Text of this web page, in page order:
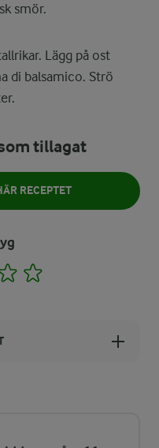
smör.
Lägg på ost
di balsamico. Strö
tillagat
RECEPTET
4